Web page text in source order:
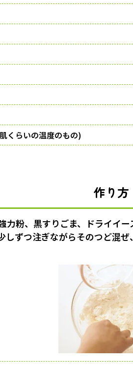
くらいの温度のもの)
作り方
力粉、黒すりごま、ドライイ
しずつ注ぎながらそのつど混